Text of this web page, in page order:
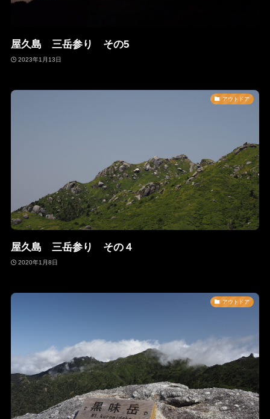
屋久島 三岳参り その5
2023年1月13日
アウトドア
屋久島 三岳参り その４
2020年1月8日
アウトドア